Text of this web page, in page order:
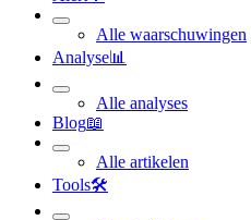
Alle waarschuwingen
Analyse📊︎
Alle analyses
Blog📖︎
Alle artikelen
Tools🛠︎